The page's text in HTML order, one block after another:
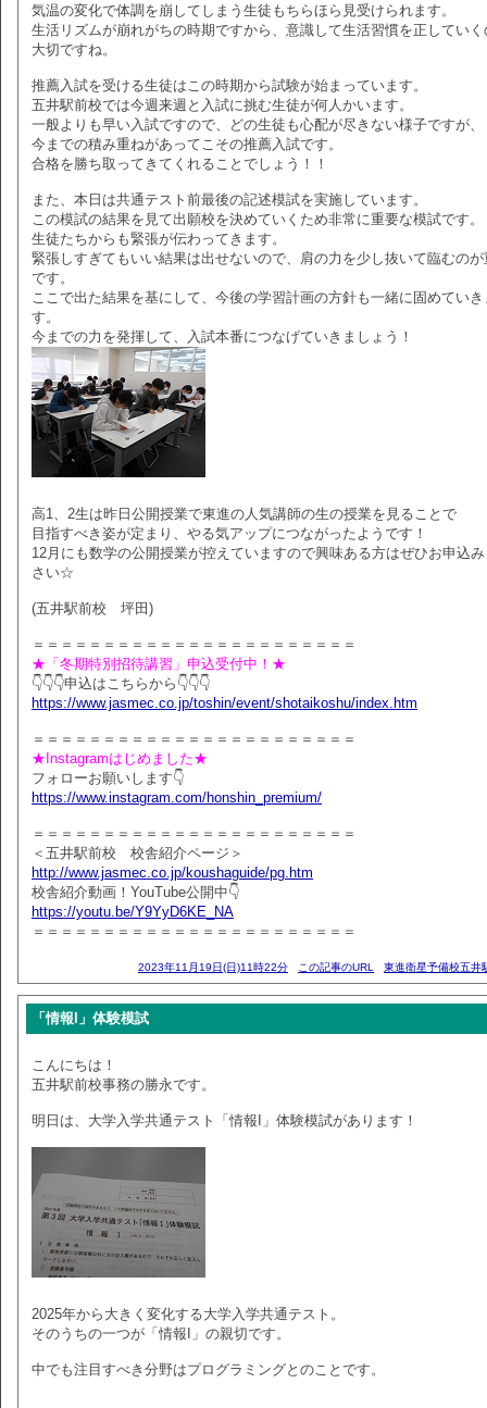
気温の変化で体調を崩してしまう生徒もちらほら見受けられます。
生活リズムが崩れがちの時期ですから、意識して生活習慣を正していく
大切ですね。
推薦入試を受ける生徒はこの時期から試験が始まっています。
五井駅前校では今週来週と入試に挑む生徒が何人かいます。
一般よりも早い入試ですので、どの生徒も心配が尽きない様子ですが、
今までの積み重ねがあってこその推薦入試です。
合格を勝ち取ってきてくれることでしょう！！
また、本日は共通テスト前最後の記述模試を実施しています。
この模試の結果を見て出願校を決めていくため非常に重要な模試です。
生徒たちからも緊張が伝わってきます。
緊張しすぎてもいい結果は出せないので、肩の力を少し抜いて臨むのが
です。
ここで出た結果を基にして、今後の学習計画の方針も一緒に固めていき
す。
今までの力を発揮して、入試本番につなげていきましょう！
高1、2生は昨日公開授業で東進の人気講師の生の授業を見ることで
目指すべき姿が定まり、やる気アップにつながったようです！
12月にも数学の公開授業が控えていますので興味ある方はぜひお申込
さい☆
(五井駅前校 坪田)
＝＝＝＝＝＝＝＝＝＝＝＝＝＝＝＝＝＝＝＝＝＝＝
★「冬期特別招待講習」申込受付中！★
👇👇👇申込はこちらから👇👇👇
https://www.jasmec.co.jp/toshin/event/shotaikoshu/index.htm
＝＝＝＝＝＝＝＝＝＝＝＝＝＝＝＝＝＝＝＝＝＝＝
★Instagramはじめました★
フォローお願いします👇
https://www.instagram.com/honshin_premium/
＝＝＝＝＝＝＝＝＝＝＝＝＝＝＝＝＝＝＝＝＝＝＝
＜五井駅前校 校舎紹介ページ＞
http://www.jasmec.co.jp/koushaguide/pg.htm
校舎紹介動画！YouTube公開中👇
https://youtu.be/Y9YyD6KE_NA
＝＝＝＝＝＝＝＝＝＝＝＝＝＝＝＝＝＝＝＝＝＝＝
2023年11月19日(日)11時22分 この記事のURL 東進衛星予備校五井
「情報I」体験模試
こんにちは！
五井駅前校事務の勝永です。
明日は、大学入学共通テスト「情報I」体験模試があります！
2025年から大きく変化する大学入学共通テスト。
そのうちの一つが「情報I」の親切です。
中でも注目すべき分野はプログラミングとのことです。